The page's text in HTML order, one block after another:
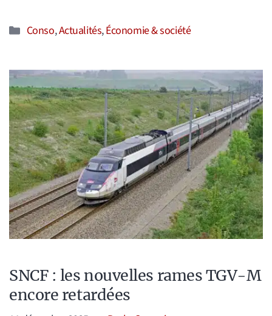
Catégories
Conso,Actualités,Économie & société
SNCF : les nouvelles rames TGV-M
encore retardées